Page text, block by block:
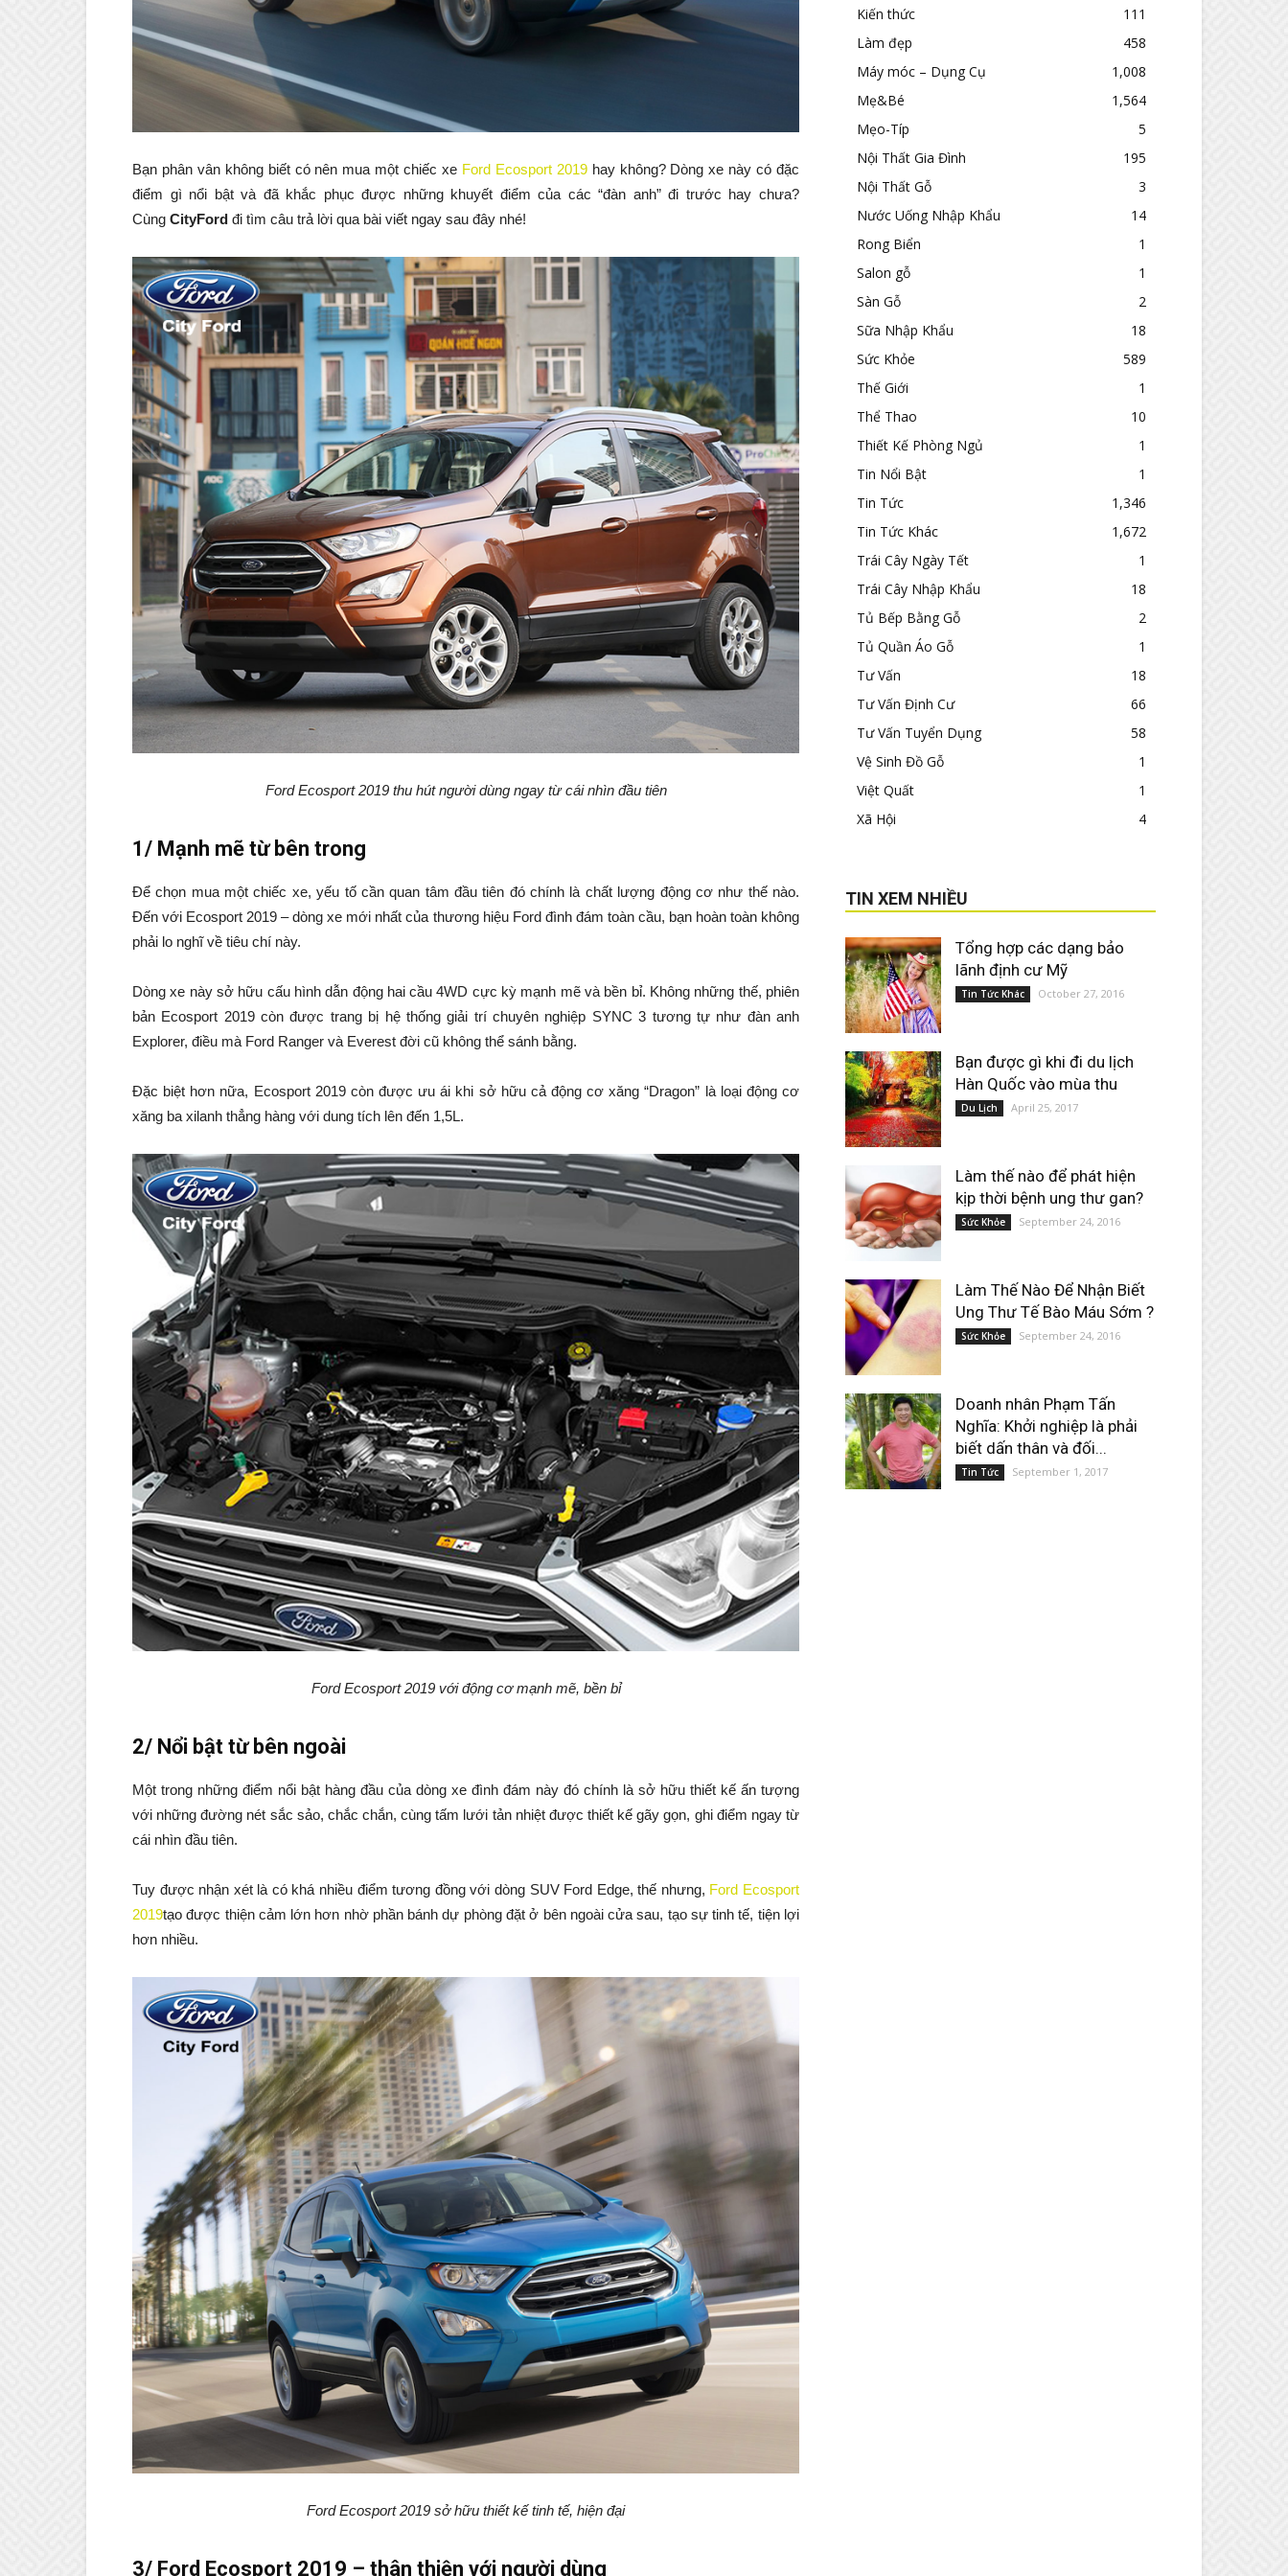
Bạn phân vân không biết có nên mua một chiếc xe Ford Ecosport 2019hay không? Dòng xe này có đặc
điểm gì nổi bật và đã khắc phục được những khuyết điểm của các “đàn anh” đi trước hay chưa?
Cùng CityFord đi tìm câu trả lời qua bài viết ngay sau đây nhé!
Ford Ecosport 2019 thu hút người dùng ngay từ cái nhìn đầu tiên
1/ Mạnh mẽ từ bên trong
Để chọn mua một chiếc xe, yếu tố cần quan tâm đầu tiên đó chính là chất lượng động cơ như thế nào.
Đến với Ecosport 2019 – dòng xe mới nhất của thương hiệu Ford đình đám toàn cầu, bạn hoàn toàn không
phải lo nghĩ về tiêu chí này.
Dòng xe này sở hữu cấu hình dẫn động hai cầu 4WD cực kỳ mạnh mẽ và bền bỉ. Không những thế, phiên
bản Ecosport 2019 còn được trang bị hệ thống giải trí chuyên nghiệp SYNC 3 tương tự như đàn anh
Explorer, điều mà Ford Ranger và Everest đời cũ không thể sánh bằng.
Đặc biệt hơn nữa, Ecosport 2019 còn được ưu ái khi sở hữu cả động cơ xăng “Dragon” là loại động cơ
xăng ba xilanh thẳng hàng với dung tích lên đến 1,5L.
Ford Ecosport 2019 với động cơ mạnh mẽ, bền bỉ
2/ Nổi bật từ bên ngoài
Một trong những điểm nổi bật hàng đầu của dòng xe đình đám này đó chính là sở hữu thiết kế ấn tượng
với những đường nét sắc sảo, chắc chắn, cùng tấm lưới tản nhiệt được thiết kế gãy gọn, ghi điểm ngay từ
cái nhìn đầu tiên.
Tuy được nhận xét là có khá nhiều điểm tương đồng với dòng SUV Ford Edge, thế nhưng, Ford Ecosport
2019tạo được thiện cảm lớn hơn nhờ phần bánh dự phòng đặt ở bên ngoài cửa sau, tạo sự tinh tế, tiện lợi
hơn nhiều.
Ford Ecosport 2019 sở hữu thiết kế tinh tế, hiện đại
3/ Ford Ecosport 2019 – thân thiện với người dùng
Kiến thức
111
Làm đẹp
458
Máy móc – Dụng Cụ
1,008
Mẹ&Bé
1,564
Mẹo-Típ
5
Nội Thất Gia Đình
195
Nội Thất Gỗ
3
Nước Uống Nhập Khẩu
14
Rong Biển
1
Salon gỗ
1
Sàn Gỗ
2
Sữa Nhập Khẩu
18
Sức Khỏe
589
Thế Giới
1
Thể Thao
10
Thiết Kế Phòng Ngủ
1
Tin Nổi Bật
1
Tin Tức
1,346
Tin Tức Khác
1,672
Trái Cây Ngày Tết
1
Trái Cây Nhập Khẩu
18
Tủ Bếp Bằng Gỗ
2
Tủ Quần Áo Gỗ
1
Tư Vấn
18
Tư Vấn Định Cư
66
Tư Vấn Tuyển Dụng
58
Vệ Sinh Đồ Gỗ
1
Việt Quất
1
Xã Hội
4
TIN XEM NHIỀU
Tổng hợp các dạng bảo
lãnh định cư Mỹ
Tin Tức Khác October 27, 2016
Bạn được gì khi đi du lịch
Hàn Quốc vào mùa thu
Du Lịch April 25, 2017
Làm thế nào để phát hiện
kịp thời bệnh ung thư gan?
Sức Khỏe September 24, 2016
Làm Thế Nào Để Nhận Biết
Ung Thư Tế Bào Máu Sớm ?
Sức Khỏe September 24, 2016
Doanh nhân Phạm Tấn
Nghĩa: Khởi nghiệp là phải
biết dấn thân và đối...
Tin Tức September 1, 2017